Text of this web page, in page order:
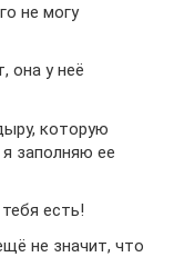
не могу
она у неё
которую
заполняю ее
есть!
не значит, что